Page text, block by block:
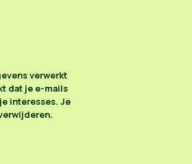
verwerkt
dat je e-mails
interesses. Je